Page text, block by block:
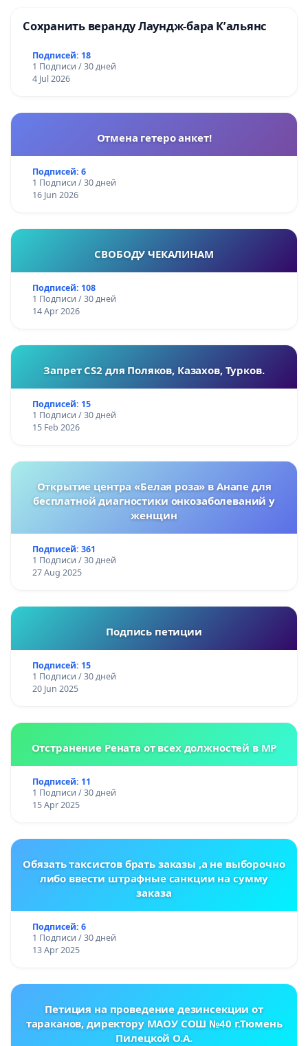
Сохранить веранду Лаундж-бара К’альянс
Подписей: 18
1 Подписи / 30 дней
4 Jul 2026
Отмена гетеро анкет!
Подписей: 6
1 Подписи / 30 дней
16 Jun 2026
СВОБОДУ ЧЕКАЛИНАМ
Подписей: 108
1 Подписи / 30 дней
14 Apr 2026
Запрет CS2 для Поляков, Казахов, Турков.
Подписей: 15
1 Подписи / 30 дней
15 Feb 2026
Открытие центра «Белая роза» в Анапе для
бесплатной диагностики онкозаболеваний у
женщин
Подписей: 361
1 Подписи / 30 дней
27 Aug 2025
Подпись петиции
Подписей: 15
1 Подписи / 30 дней
20 Jun 2025
Отстранение Рената от всех должностей в МР
Подписей: 11
1 Подписи / 30 дней
15 Apr 2025
Обязать таксистов брать заказы ,а не выборочно
либо ввести штрафные санкции на сумму
заказа
Подписей: 6
1 Подписи / 30 дней
13 Apr 2025
Петиция на проведение дезинсекции от
тараканов, директору МАОУ СОШ №40 г.Тюмень
Пилецкой О.А.